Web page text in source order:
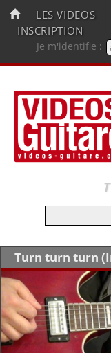
LES VIDEOS
INSCRIPTION
Je m'identifie :
Turn turn turn